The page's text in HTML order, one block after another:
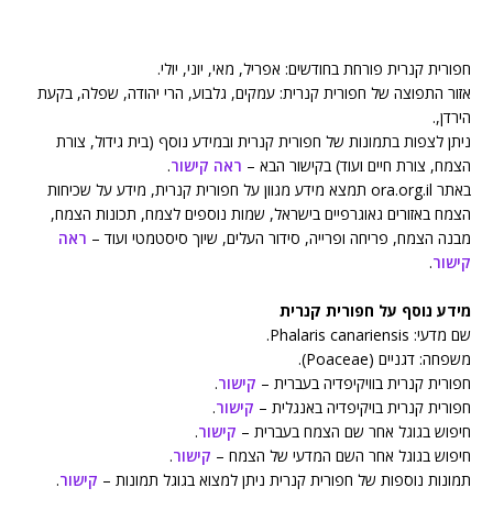
חפורית קנרית פורחת בחודשים: אפריל, מאי, יוני, יולי.
אזור התפוצה של חפורית קנרית: עמקים, גלבוע, הרי יהודה, שפלה, בקעת
הירדן,.
ניתן לצפות בתמונות של חפורית קנרית ובמידע נוסף (בית גידול, צורת
הצמח, צורת חיים ועוד) בקישור הבא – ראה קישור.
באתר flora.org.il תמצא מידע מגוון על חפורית קנרית, מידע על שכיחות
הצמח באזורים גאוגרפיים בישראל, שמות נוספים לצמח, תכונות הצמח,
מבנה הצמח, פריחה ופרייה, סידור העלים, שיוך סיסטמטי ועוד – ראה
קישור.
מידע נוסף על חפורית קנרית
שם מדעי: Phalaris canariensis.
משפחה: דגניים (Poaceae).
חפורית קנרית בוויקיפדיה בעברית – קישור.
חפורית קנרית בויקיפדיה באנגלית – קישור.
חיפוש בגוגל אחר שם הצמח בעברית – קישור.
חיפוש בגוגל אחר השם המדעי של הצמח – קישור.
תמונות נוספות של חפורית קנרית ניתן למצוא בגוגל תמונות – קישור.